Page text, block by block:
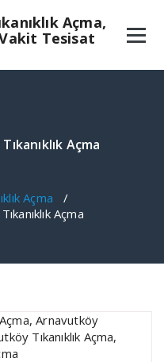
Açma
Açma /
Açma